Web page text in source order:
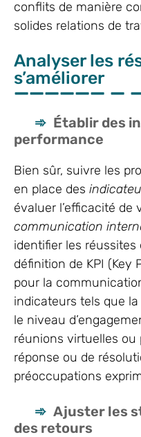
conflits de manière
solides relations de
Analyser les
s’améliorer
Établir des
performance
Bien sûr, suivre les
en place des
évaluer l’efficacité de
communication
identifier les réussites
définition de KPI (Key
pour la
indicateurs tels que
le niveau
réunions virtuelles ou
réponse ou de
préoccupations
Ajuster les
des retours